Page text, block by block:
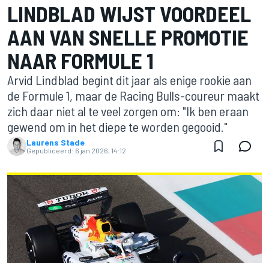
LINDBLAD WIJST VOORDEEL
AAN VAN SNELLE PROMOTIE
NAAR FORMULE 1
Arvid Lindblad begint dit jaar als enige rookie aan
de Formule 1, maar de Racing Bulls-coureur maakt
zich daar niet al te veel zorgen om: "Ik ben eraan
gewend om in het diepe te worden gegooid."
Laurens Stade
Gepubliceerd: 6 jan 2026, 14:12